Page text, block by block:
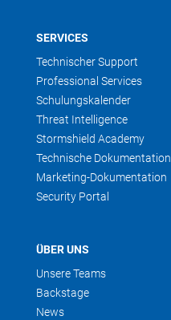
SERVICES
Technischer Support
Professional Services
Schulungskalender
Threat Intelligence
Stormshield Academy
Technische Dokumentation
Marketing-Dokumentation
Security Portal
ÜBER UNS
Unsere Teams
Backstage
News